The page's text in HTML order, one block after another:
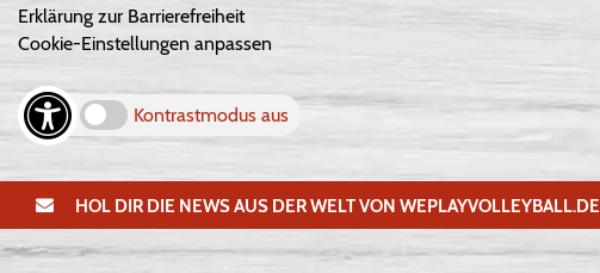
Erklärung zur Barrierefreiheit
Cookie-Einstellungen anpassen
Kontrastmodus aus
HOL DIR DIE NEWS AUS DER WELT VON WEPLAYVOLLEYBALL.DE